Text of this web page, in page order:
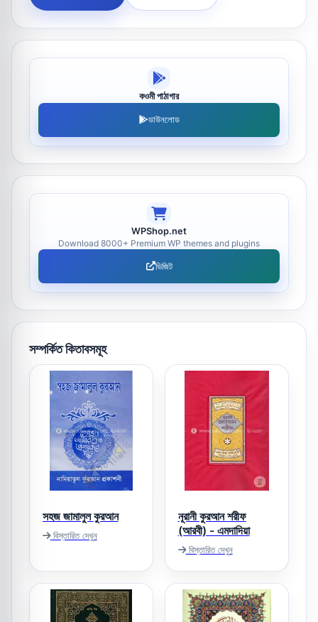
কওমী পাঠাগার
ডাউনলোড
WPShop.net
Download 8000+ Premium WP themes and plugins
ভিজিট
সম্পর্কিত কিতাবসমূহ
সহজ জামালুল কুরআন
বিস্তারিত দেখুন
নূরানী কুরআন শরীফ
(আরবী) - এমদাদিয়া
বিস্তারিত দেখুন